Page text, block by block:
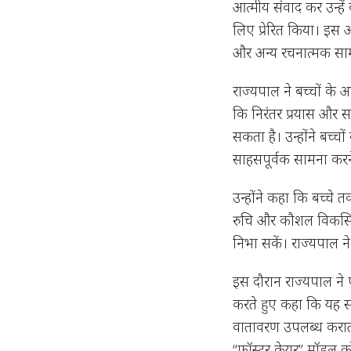
आत्मीय संवाद कर
लिए प्रेरित किया।
और अन्य रचनात्मक
राज्यपाल ने बच्चों के
कि निरंतर प्रयास और
सकता है। उन्होंने
साहसपूर्वक सामना
उन्होंने कहा कि बच्चे
रुचि और कौशल
निभा सकें। राज्यपाल
इस दौरान राज्यपाल
करते हुए कहा कि यह
वातावरण उपलब्ध